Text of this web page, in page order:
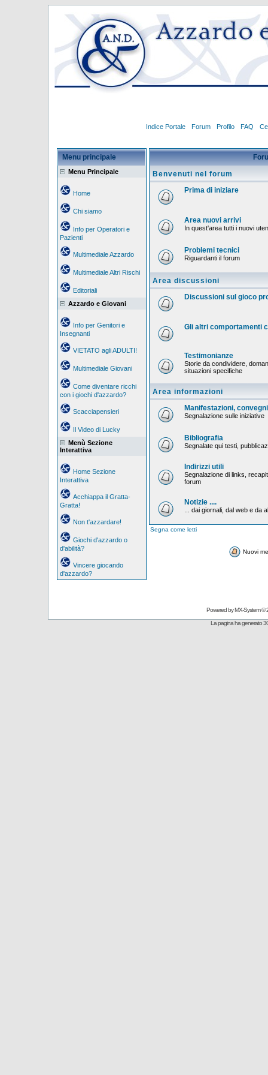
Indice Portale Forum Profilo FAQ
Menu principale
Menu Principale
Home
Chi siamo
Info per Operatori e
Pazienti
Multimediale Azzardo
Multimediale Altri Rischi
Editoriali
Azzardo e Giovani
Info per Genitori e
Insegnanti
VIETATO agli ADULTI!
Multimediale Giovani
Come diventare ricchi
con i giochi d'azzardo?
Scacciapensieri
Il Video di Lucky
Menù Sezione
Interattiva
Home Sezione
Interattiva
Acchiappa il Gratta-
Gratta!
Non t'azzardare!
Giochi d'azzardo o
d'abilità?
Vincere giocando
d'azzardo?
Benvenuti nel forum
Prima di iniziare
Area nuovi arrivi
In quest'area tutti i nuovi
Problemi tecnici
Riguardanti il forum
Area discussioni
Discussioni sul gioco
Gli altri comportamenti
Testimonianze
Storie da condividere,
situazioni specifiche
Area informazioni
Manifestazioni,
Segnalazione sulle iniziative
Bibliografia
Segnalate qui testi,
Indirizzi utili
Segnalazione di links,
forum
Notizie ....
... dai giornali, dal web e da
Segna come letti
Nuovi
Powered byMX-System©
La pagina ha generato